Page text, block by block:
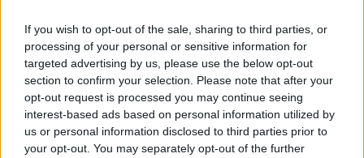
If you wish to opt-out of the sale, sharing to third parties, or
processing of your personal or sensitive information for
targeted advertising by us, please use the below opt-out
section to confirm your selection. Please note that after your
opt-out request is processed you may continue seeing
interest-based ads based on personal information utilized by
us or personal information disclosed to third parties prior to
your opt-out. You may separately opt-out of the further
Hallgasd meg a Formula Podcast
legfrissebb adását!